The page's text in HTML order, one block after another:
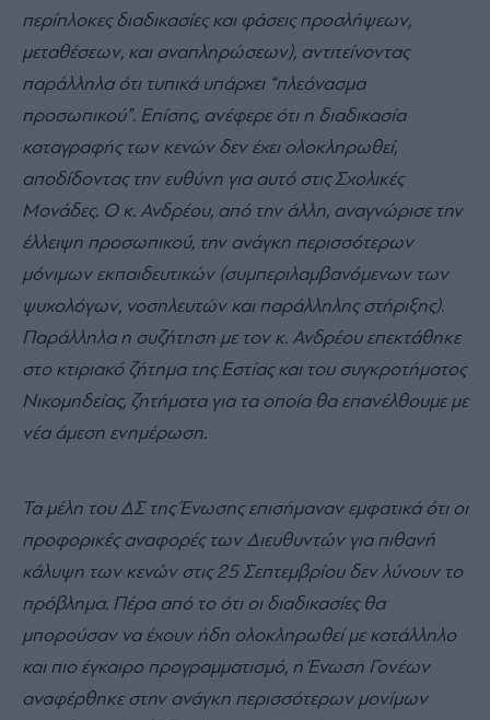
περίπλοκες διαδικασίες και φάσεις προσλήψεων,
μεταθέσεων, και αναπληρώσεων), αντιτείνοντας
παράλληλα ότι τυπικά υπάρχει “πλεόνασμα
προσωπικού”. Επίσης, ανέφερε ότι η διαδικασία
καταγραφής των κενών δεν έχει ολοκληρωθεί,
αποδίδοντας την ευθύνη για αυτό στις Σχολικές
Μονάδες. Ο κ. Ανδρέου, από την άλλη, αναγνώρισε την
έλλειψη προσωπικού, την ανάγκη περισσότερων
μόνιμων εκπαιδευτικών (συμπεριλαμβανόμενων των
ψυχολόγων, νοσηλευτών και παράλληλης στήριξης).
Παράλληλα η συζήτηση με τον κ. Ανδρέου επεκτάθηκε
στο κτιριακό ζήτημα της Εστίας και του συγκροτήματος
Νικομηδείας, ζητήματα για τα οποία θα επανέλθουμε με
νέα άμεση ενημέρωση.
Τα μέλη του ΔΣ της Ένωσης επισήμαναν εμφατικά ότι οι
προφορικές αναφορές των Διευθυντών για πιθανή
κάλυψη των κενών στις 25 Σεπτεμβρίου δεν λύνουν το
πρόβλημα. Πέρα από το ότι οι διαδικασίες θα
μπορούσαν να έχουν ήδη ολοκληρωθεί με κατάλληλο
και πιο έγκαιρο προγραμματισμό, η Ένωση Γονέων
αναφέρθηκε στην ανάγκη περισσότερων μονίμων